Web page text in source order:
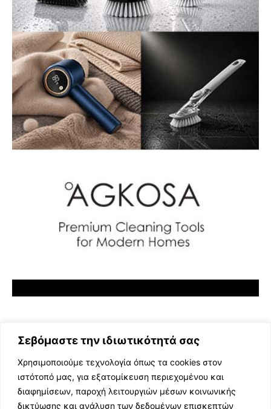
Σεβόμαστε την ιδιωτικότητά σας
Χρησιμοποιούμε τεχνολογία όπως τα cookies στον
ιστότοπό μας, για εξατομίκευση περιεχομένου και
διαφημίσεων, παροχή λειτουργιών μέσων κοινωνικής
δικτύωσης και ανάλυση των δεδομένων επισκεπτών
ΕΛΛΗΝΙΚΗ ΜΟΥΣΙΚΗ